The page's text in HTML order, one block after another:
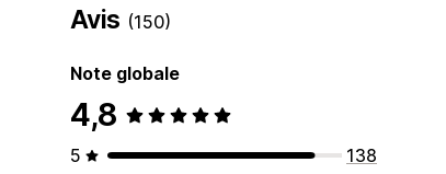
Avis (150)
Note globale
4,8
5
138